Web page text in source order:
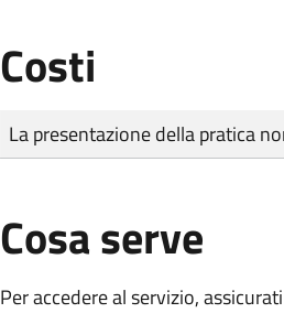
Costi
Tipo di pagamento
Importo
La presentazione della pratica
Cosa serve
Per accedere al servizio,